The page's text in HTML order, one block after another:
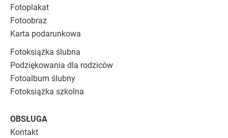
Fotoplakat
Fotoobraz
Karta podarunkowa
Fotoksiążka ślubna
Podziękowania dla rodziców
Fotoalbum ślubny
Fotoksiążka szkolna
OBSŁUGA
Kontakt